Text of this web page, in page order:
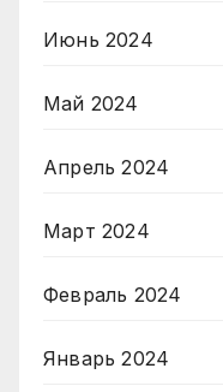
Июнь 2024
Май 2024
Апрель 2024
Март 2024
Февраль 2024
Январь 2024